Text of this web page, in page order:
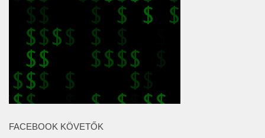
FACEBOOK KÖVETŐK